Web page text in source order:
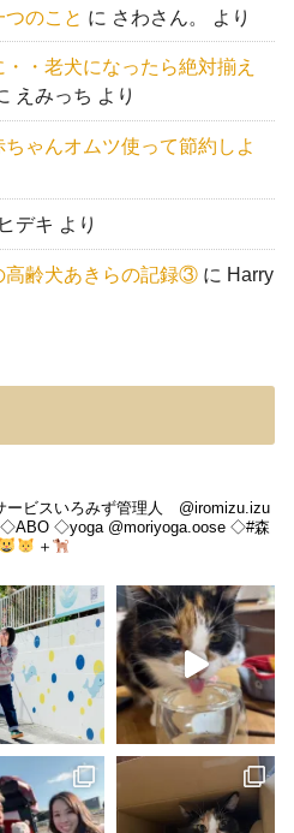
のこと に さわさん。 より
・老犬になったら絶対揃え
えみっち より
ゃんオムツ使って節約しよ
ヒデキ より
高齢犬あきらの記録③ に Harry
ービスいろみず管理人 @iromizu.izu
◇ABO ◇yoga @moriyoga.oose ◇#森
＋